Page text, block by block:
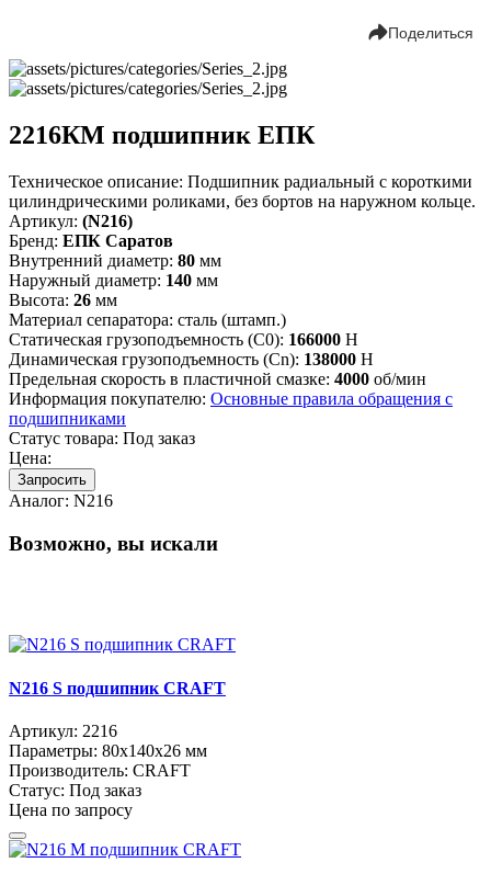
Поделиться
2216КМ подшипник ЕПК
Техническое описание: Подшипник радиальный с короткими
цилиндрическими роликами, без бортов на наружном кольце.
Артикул: (N216)
Бренд: ЕПК Саратов
Внутренний диаметр: 80 мм
Наружный диаметр: 140 мм
Высота: 26 мм
Материал сепаратора: сталь (штамп.)
Статическая грузоподъемность (C0): 166000 Н
Динамическая грузоподъемность (Cn): 138000 Н
Предельная скорость в пластичной смазке: 4000 об/мин
Информация покупателю: Основные правила обращения с
подшипниками
Статус товара: Под заказ
Цена:
Запросить
Аналог: N216
Возможно, вы искали
N216 S подшипник CRAFT
Артикул: 2216
Параметры: 80x140x26 мм
Производитель: CRAFT
Статус: Под заказ
Цена по запросу